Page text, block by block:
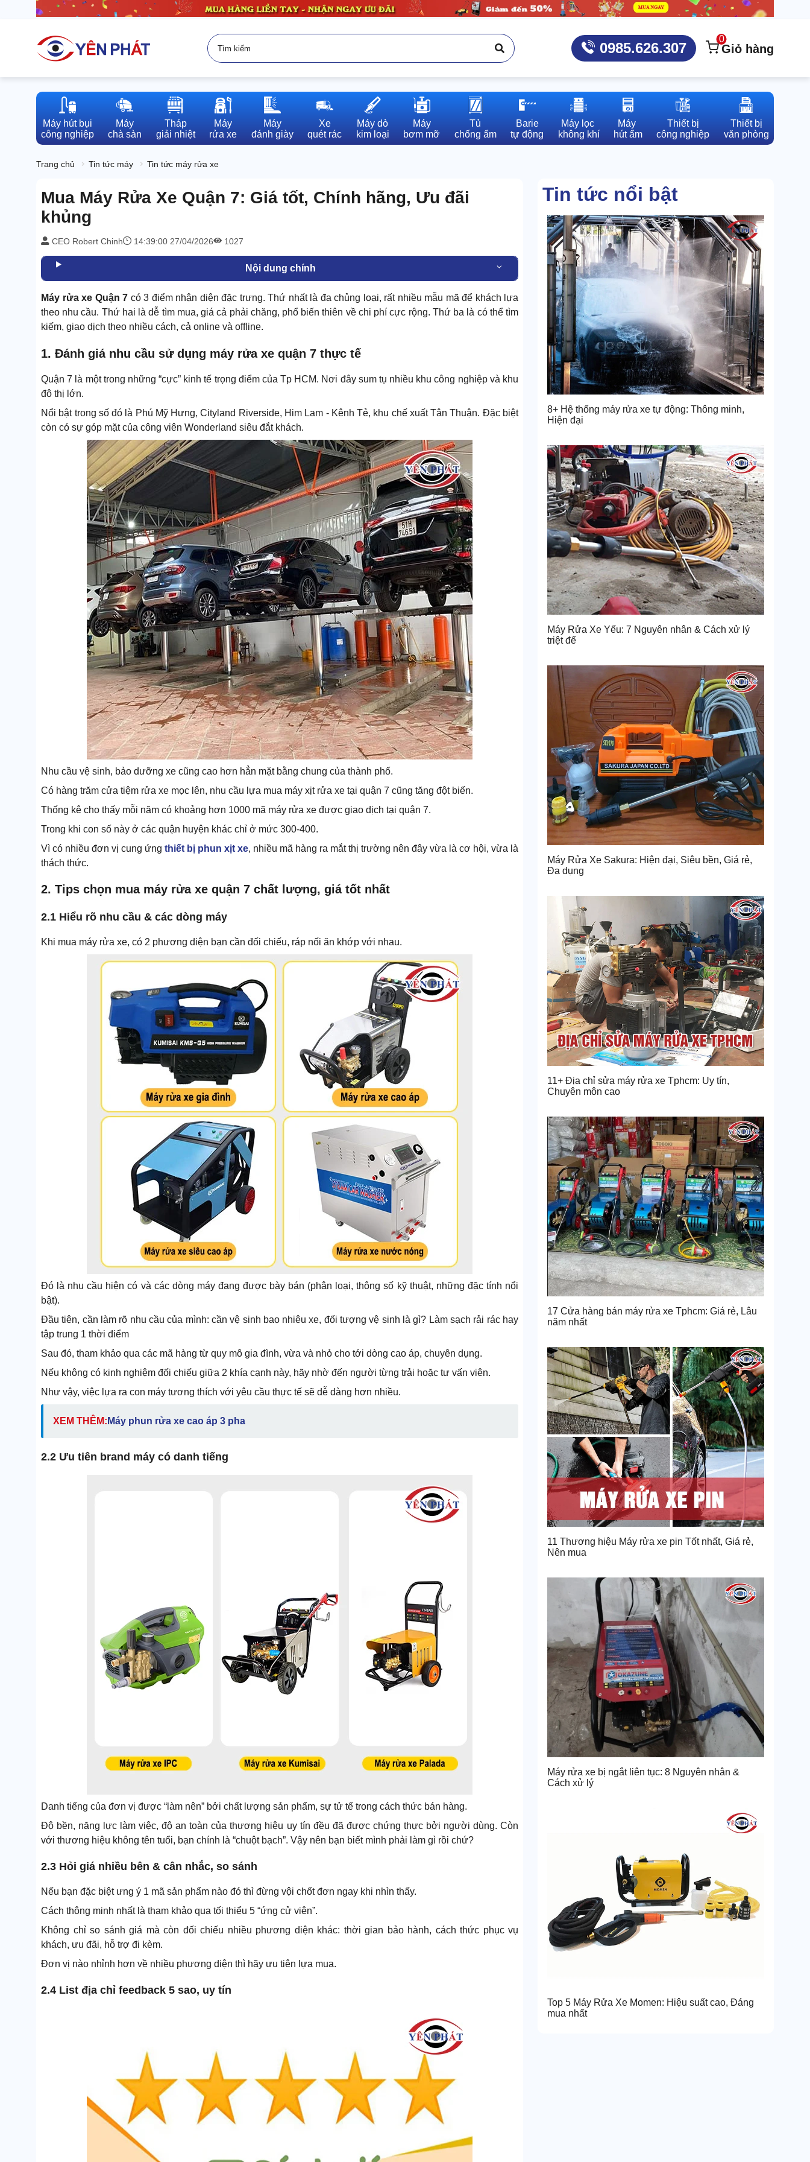
0985.626.307
0
Giỏ hàng
Máy hút bụi
công nghiệp
Máy
chà sàn
Tháp
giải nhiệt
Máy
rửa xe
Máy
đánh giày
Xe
quét rác
Máy dò
kim loại
Máy
bơm mỡ
Tủ
chống ẩm
Barie
tự động
Máy lọc
không khí
Máy
hút ẩm
Thiết bị
công nghiệp
Thiết bị
văn phòng
Trang chủ Tin tức máy Tin tức máy rửa xe
Mua Máy Rửa Xe Quận 7: Giá tốt, Chính hãng, Ưu đãi
khủng
CEO Robert Chinh 14:39:00 27/04/2026 1027
Nội dung chính
Máy rửa xe Quận 7 có 3 điểm nhận diện đặc trưng. Thứ nhất là đa chủng loại, rất nhiều mẫu mã để khách lựa
theo nhu cầu. Thứ hai là dễ tìm mua, giá cả phải chăng, phổ biến thiên về chi phí cực rộng. Thứ ba là có thể tìm
kiếm, giao dịch theo nhiều cách, cả online và offline.
1. Đánh giá nhu cầu sử dụng máy rửa xe quận 7 thực tế
Quận 7 là một trong những “cực” kinh tế trọng điểm của Tp HCM. Nơi đây sum tụ nhiều khu công nghiệp và khu
đô thị lớn.
Nổi bật trong số đó là Phú Mỹ Hưng, Cityland Riverside, Him Lam - Kênh Tẻ, khu chế xuất Tân Thuận. Đặc biệt
còn có sự góp mặt của công viên Wonderland siêu đắt khách.
Nhu cầu vệ sinh, bảo dưỡng xe cũng cao hơn hẳn mặt bằng chung của thành phố.
Có hàng trăm cửa tiệm rửa xe mọc lên, nhu cầu lựa mua máy xịt rửa xe tại quận 7 cũng tăng đột biến.
Thống kê cho thấy mỗi năm có khoảng hơn 1000 mã máy rửa xe được giao dịch tại quận 7.
Trong khi con số này ở các quận huyện khác chỉ ở mức 300-400.
Vì có nhiều đơn vị cung ứng thiết bị phun xịt xe, nhiều mã hàng ra mắt thị trường nên đây vừa là cơ hội, vừa là
thách thức.
2. Tips chọn mua máy rửa xe quận 7 chất lượng, giá tốt nhất
2.1 Hiểu rõ nhu cầu & các dòng máy
Khi mua máy rửa xe, có 2 phương diện bạn cần đối chiếu, ráp nối ăn khớp với nhau.
Đó là nhu cầu hiện có và các dòng máy đang được bày bán (phân loại, thông số kỹ thuật, những đặc tính nổi
bật).
Đầu tiên, cần làm rõ nhu cầu của mình: cần vệ sinh bao nhiêu xe, đối tượng vệ sinh là gì? Làm sạch rải rác hay
tập trung 1 thời điểm
Sau đó, tham khảo qua các mã hàng từ quy mô gia đình, vừa và nhỏ cho tới dòng cao áp, chuyên dụng.
Nếu không có kinh nghiệm đối chiếu giữa 2 khía cạnh này, hãy nhờ đến người từng trải hoặc tư vấn viên.
Như vậy, việc lựa ra con máy tương thích với yêu cầu thực tế sẽ dễ dàng hơn nhiều.
XEM THÊM: Máy phun rửa xe cao áp 3 pha
2.2 Ưu tiên brand máy có danh tiếng
Danh tiếng của đơn vị được “làm nên” bởi chất lượng sản phẩm, sự tử tế trong cách thức bán hàng.
Độ bền, năng lực làm việc, độ an toàn của thương hiệu uy tín đều đã được chứng thực bởi người dùng. Còn
với thương hiệu không tên tuổi, bạn chính là “chuột bạch”. Vậy nên bạn biết mình phải làm gì rồi chứ?
2.3 Hỏi giá nhiều bên & cân nhắc, so sánh
Nếu bạn đặc biệt ưng ý 1 mã sản phẩm nào đó thì đừng vội chốt đơn ngay khi nhìn thấy.
Cách thông minh nhất là tham khảo qua tối thiểu 5 “ứng cử viên”.
Không chỉ so sánh giá mà còn đối chiếu nhiều phương diện khác: thời gian bảo hành, cách thức phục vụ
khách, ưu đãi, hỗ trợ đi kèm.
Đơn vị nào nhỉnh hơn về nhiều phương diện thì hãy ưu tiên lựa mua.
2.4 List địa chỉ feedback 5 sao, uy tín
Tin tức nổi bật
8+ Hệ thống máy rửa xe tự động: Thông minh,
Hiện đại
Máy Rửa Xe Yếu: 7 Nguyên nhân & Cách xử lý
triệt để
Máy Rửa Xe Sakura: Hiện đại, Siêu bền, Giá rẻ,
Đa dụng
11+ Địa chỉ sửa máy rửa xe Tphcm: Uy tín,
Chuyên môn cao
17 Cửa hàng bán máy rửa xe Tphcm: Giá rẻ, Lâu
năm nhất
11 Thương hiệu Máy rửa xe pin Tốt nhất, Giá rẻ,
Nên mua
Máy rửa xe bị ngắt liên tục: 8 Nguyên nhân &
Cách xử lý
Top 5 Máy Rửa Xe Momen: Hiệu suất cao, Đáng
mua nhất